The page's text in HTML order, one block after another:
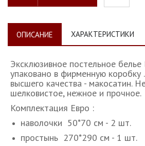
ОПИСАНИЕ ХАРАКТЕРИСТИКИ
Эксклюзивное постельное
упаковано в фирменную коробку
высшего качества - макосатин.
шелковистое, нежное и прочное.
Комплектация Евро :
наволочки 50*70 см - 2 шт.
простынь 270*290 см - 1 шт.